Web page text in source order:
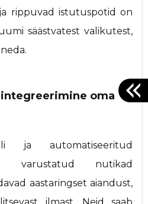
rippuvad istutuspotid on
säästvatest valikutest,
oma
ja automatiseeritud
varustatud nutikad
aastaringset aiandust,
ilmast. Neid saab